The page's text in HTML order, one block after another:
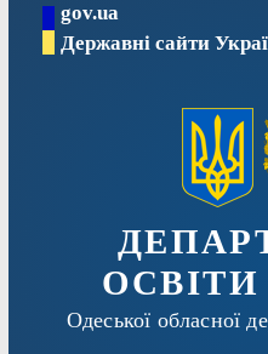
Перейтиgov.ua
Державні сайти
ОСВІТИ
Одеської обласної